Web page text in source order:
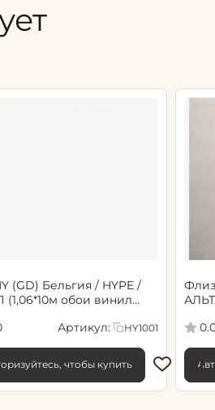
(GD) Бельгия / HYPE /
обои винил
Артикул: HY1001
чтобы купить